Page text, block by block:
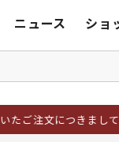
ニュース ショ
ましては、17